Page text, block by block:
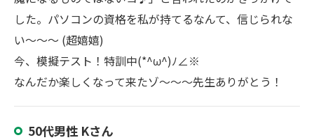
した。パソコンの資格を私が持てるなんて、信じられな
い～～～ (超嬉嬉)
今、模擬テスト！特訓中(*^ω^)ﾉ∠※
なんだか楽しくなって来たゾ～～～先生ありがとう！
50代男性 Kさん